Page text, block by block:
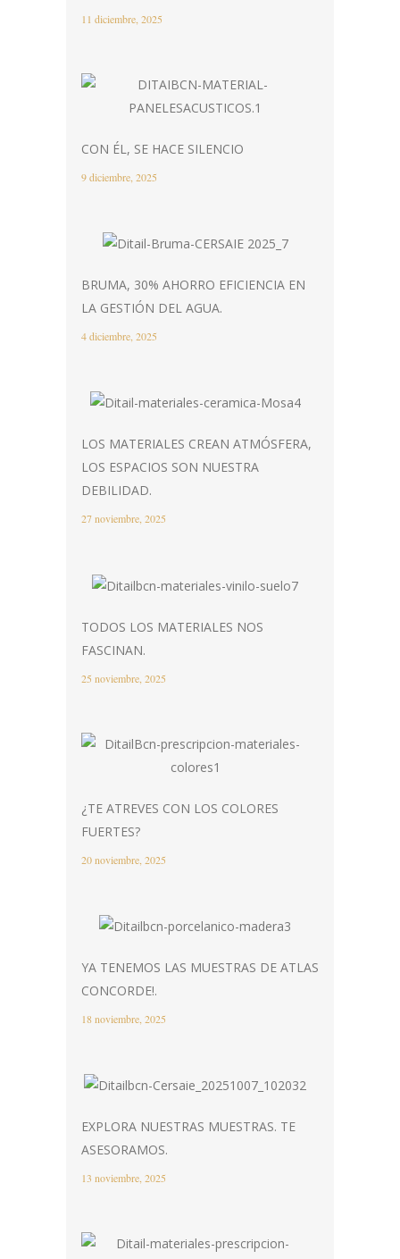
11 diciembre, 2025
CON ÉL, SE HACE SILENCIO
9 diciembre, 2025
BRUMA, 30% AHORRO EFICIENCIA EN
LA GESTIÓN DEL AGUA.
4 diciembre, 2025
LOS MATERIALES CREAN ATMÓSFERA,
LOS ESPACIOS SON NUESTRA
DEBILIDAD.
27 noviembre, 2025
TODOS LOS MATERIALES NOS
FASCINAN.
25 noviembre, 2025
¿TE ATREVES CON LOS COLORES
FUERTES?
20 noviembre, 2025
YA TENEMOS LAS MUESTRAS DE ATLAS
CONCORDE!.
18 noviembre, 2025
EXPLORA NUESTRAS MUESTRAS. TE
ASESORAMOS.
13 noviembre, 2025